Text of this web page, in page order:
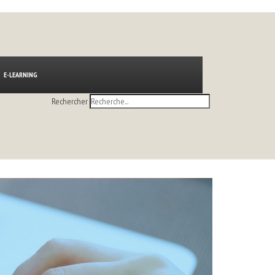
E-LEARNING
Rechercher